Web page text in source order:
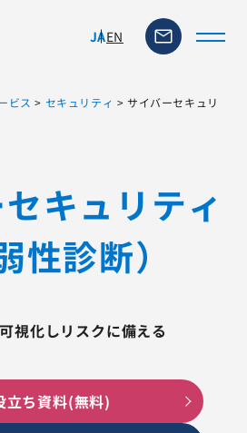
JAEN
ス
ビス > セキュリティ >サイバーセキュリ
キュリティ
性診断）
視化しリスクに備える
立ち資料(無料)